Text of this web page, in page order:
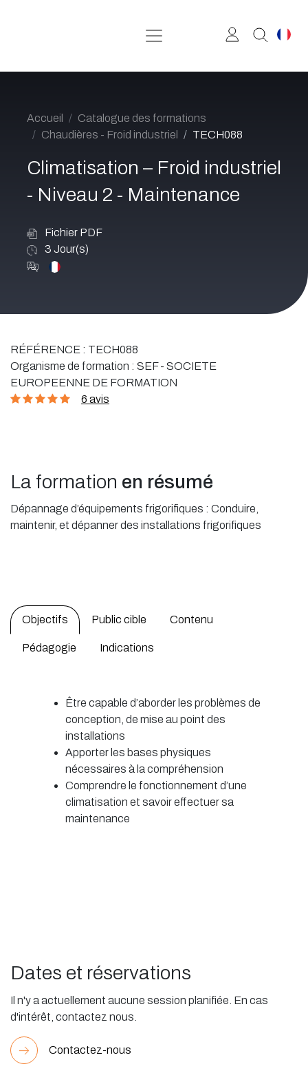
Accueil
Catalogue des formations
Chaudières - Froid industriel
TECH088
Climatisation – Froid industriel
- Niveau 2 - Maintenance
Fichier PDF
3 Jour(s)
RÉFÉRENCE : TECH088
Organisme de formation : SEF - SOCIETE
EUROPEENNE DE FORMATION
6 avis
La formation en résumé
Dépannage d’équipements frigorifiques : Conduire,
maintenir, et dépanner des installations frigorifiques
Objectifs Public cible Contenu
Pédagogie Indications
Être capable d’aborder les problèmes de
conception, de mise au point des
installations
Apporter les bases physiques
nécessaires à la compréhension
Comprendre le fonctionnement d’une
climatisation et savoir effectuer sa
maintenance
Dates et réservations
Il n'y a actuellement aucune session planifiée. En cas
d'intérêt, contactez nous.
Contactez-nous